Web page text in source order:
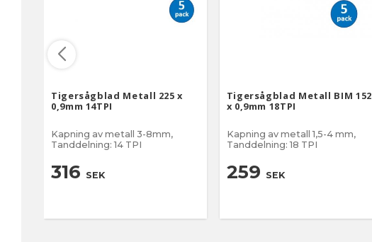
Tigersågblad Metall 225 x
0,9mm 14TPI
Kapning av metall 3-8mm,
Tanddelning: 14 TPI
316 SEK
Tigersågblad Metall BIM 152
x 0,9mm 18TPI
Kapning av metall 1,5-4 mm,
Tanddelning: 18 TPI
259 SEK